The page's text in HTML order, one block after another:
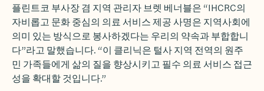
플린트코 부사장 겸 지역 관리자 브렛 베너블은 “IHCRC의
자비롭고 문화 중심의 의료 서비스 제공 사명은 지역사회에
의미 있는 방식으로 봉사하겠다는 우리의 약속과 부합합니
다”라고 말했습니다. “이 클리닉은 털사 지역 전역의 원주
민 가족들에게 삶의 질을 향상시키고 필수 의료 서비스 접근
성을 확대할 것입니다.”